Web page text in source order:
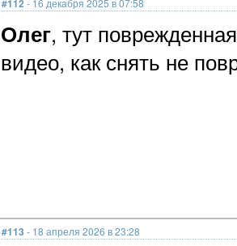
#112 - 16 декабря 2025 в 07:58
Олег, тут
видео, как снять не
#113 - 18 апреля 2026 в 23:28